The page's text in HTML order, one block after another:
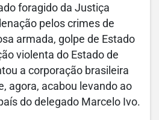
foragido da Justiça
pelos crimes de
armada, golpe de Estado
violenta do Estado de
a corporação brasileira
agora, acabou levando ao
do delegado Marcelo Ivo.